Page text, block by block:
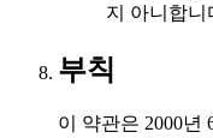
지 아니합니
부칙
이 약관은 2000년